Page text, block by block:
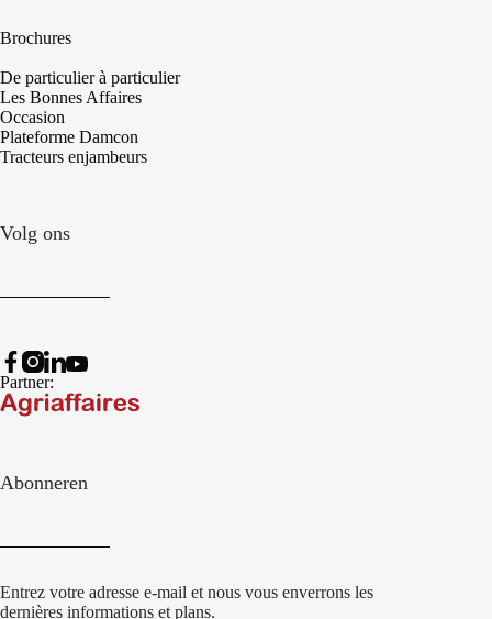
Brochures
De particulier à particulier
Les Bonnes Affaires
Occasion
Plateforme Damcon
Tracteurs enjambeurs
Volg ons
Partner:
Abonneren
Entrez votre adresse e-mail et nous vous enverrons les
dernières informations et plans.